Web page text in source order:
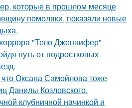
которые в прошлом месяце
помолвки, показали новые
"Тело Дженнифер"
путь от подростковых
Оксана Самойлова тоже
Данилы Козловского.
клубничной начинкой и